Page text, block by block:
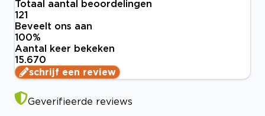
Totaal aantal beoordelingen
121
Beveelt ons aan
100%
Aantal keer bekeken
15.670
schrijf een review
Geverifieerde reviews